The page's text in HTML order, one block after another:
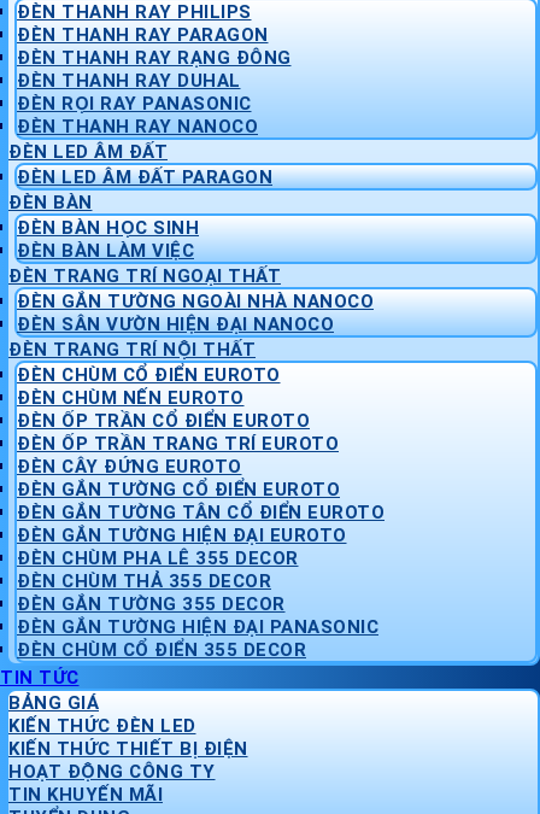
ĐÈN THANH RAY PHILIPS
ĐÈN THANH RAY PARAGON
ĐÈN THANH RAY RẠNG ĐÔNG
ĐÈN THANH RAY DUHAL
ĐÈN RỌI RAY PANASONIC
ĐÈN THANH RAY NANOCO
ĐÈN LED ÂM ĐẤT
ĐÈN LED ÂM ĐẤT PARAGON
ĐÈN BÀN
ĐÈN BÀN HỌC SINH
ĐÈN BÀN LÀM VIỆC
ĐÈN TRANG TRÍ NGOẠI THẤT
ĐÈN GẮN TƯỜNG NGOÀI NHÀ NANOCO
ĐÈN SÂN VƯỜN HIỆN ĐẠI NANOCO
ĐÈN TRANG TRÍ NỘI THẤT
ĐÈN CHÙM CỔ ĐIỂN EUROTO
ĐÈN CHÙM NẾN EUROTO
ĐÈN ỐP TRẦN CỔ ĐIỂN EUROTO
ĐÈN ỐP TRẦN TRANG TRÍ EUROTO
ĐÈN CÂY ĐỨNG EUROTO
ĐÈN GẮN TƯỜNG CỔ ĐIỂN EUROTO
ĐÈN GẮN TƯỜNG TÂN CỔ ĐIỂN EUROTO
ĐÈN GẮN TƯỜNG HIỆN ĐẠI EUROTO
ĐÈN CHÙM PHA LÊ 355 DECOR
ĐÈN CHÙM THẢ 355 DECOR
ĐÈN GẮN TƯỜNG 355 DECOR
ĐÈN GẮN TƯỜNG HIỆN ĐẠI PANASONIC
ĐÈN CHÙM CỔ ĐIỂN 355 DECOR
TIN TỨC
BẢNG GIÁ
KIẾN THỨC ĐÈN LED
KIẾN THỨC THIẾT BỊ ĐIỆN
HOẠT ĐỘNG CÔNG TY
TIN KHUYẾN MÃI